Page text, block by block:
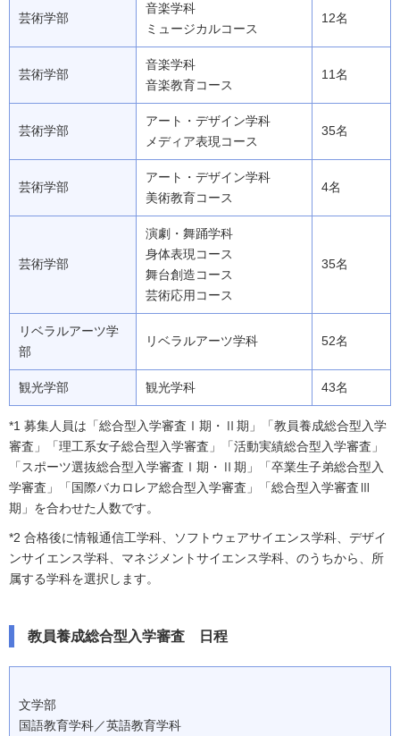
芸術学部
音楽学科
ミュージカルコース
12名
芸術学部
音楽学科
音楽教育コース
11名
芸術学部
アート・デザイン学科
メディア表現コース
35名
芸術学部
アート・デザイン学科
美術教育コース
4名
芸術学部
演劇・舞踊学科
身体表現コース
舞台創造コース
芸術応用コース
35名
リベラルアーツ学
部
リベラルアーツ学科 52名
観光学部 観光学科 43名
*1 募集人員は「総合型入学審査Ⅰ期・Ⅱ期」「教員養成総合型入学
審査」「理工系女子総合型入学審査」「活動実績総合型入学審査」
「スポーツ選抜総合型入学審査Ⅰ期・Ⅱ期」「卒業生子弟総合型入
学審査」「国際バカロレア総合型入学審査」「総合型入学審査Ⅲ
期」を合わせた人数です。
*2 合格後に情報通信工学科、ソフトウェアサイエンス学科、デザイ
ンサイエンス学科、マネジメントサイエンス学科、のうちから、所
属する学科を選択します。
教員養成総合型入学審査 日程
文学部
国語教育学科／英語教育学科